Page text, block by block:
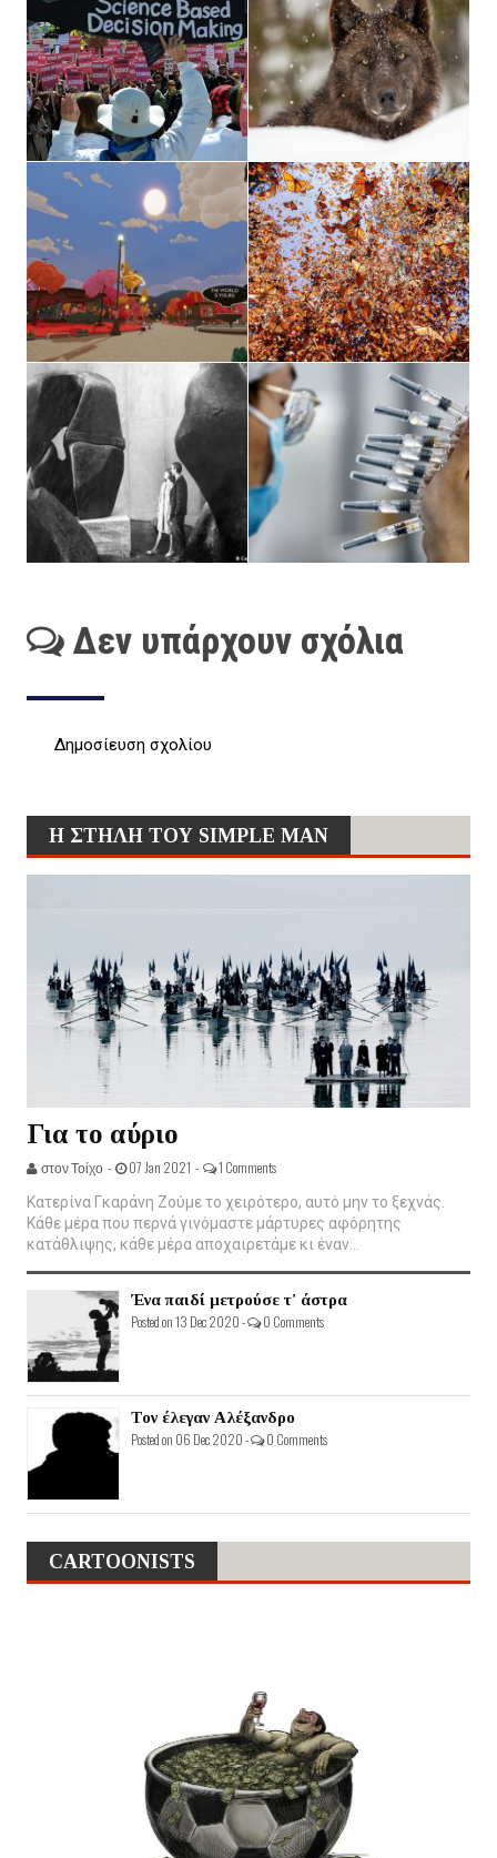
Δεν υπάρχουν σχόλια
Δημοσίευση σχολίου
Η ΣΤΗΛΗ ΤΟΥ SIMPLE MAN
Για το αύριο
στον Τοίχο - 07 Jan 2021 - 1 Comments
Κατερίνα Γκαράνη Ζούμε το χειρότερο, αυτό μην το ξεχνάς.
Κάθε μέρα που περνά γινόμαστε μάρτυρες αφόρητης
κατάθλιψης, κάθε μέρα αποχαιρετάμε κι έναν...
Ένα παιδί μετρούσε τ' άστρα
Posted on 13 Dec 2020 - 0 Comments
Τον έλεγαν Αλέξανδρο
Posted on 06 Dec 2020 - 0 Comments
CARTOONISTS